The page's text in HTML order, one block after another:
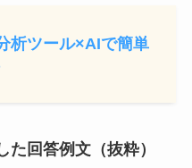
析ツール×AIで簡単
回答例文（抜粋）